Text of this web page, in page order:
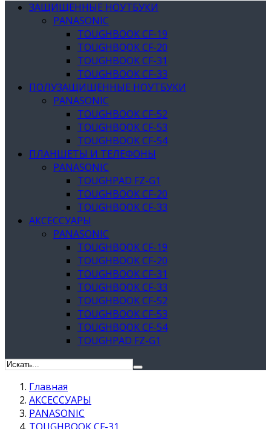
ЗАЩИЩЕННЫЕ НОУТБУКИ
PANASONIC
TOUGHBOOK CF-19
TOUGHBOOK CF-20
TOUGHBOOK CF-31
TOUGHBOOK CF-33
ПОЛУЗАЩИЩЕННЫЕ НОУТБУКИ
PANASONIC
TOUGHBOOK CF-52
TOUGHBOOK CF-53
TOUGHBOOK CF-54
ПЛАНШЕТЫ И ТЕЛЕФОНЫ
PANASONIC
TOUGHPAD FZ-G1
TOUGHBOOK CF-20
TOUGHBOOK CF-33
АКСЕССУАРЫ
PANASONIC
TOUGHBOOK CF-19
TOUGHBOOK CF-20
TOUGHBOOK CF-31
TOUGHBOOK CF-33
TOUGHBOOK CF-52
TOUGHBOOK CF-53
TOUGHBOOK CF-54
TOUGHPAD FZ-G1
Главная
АКСЕССУАРЫ
PANASONIC